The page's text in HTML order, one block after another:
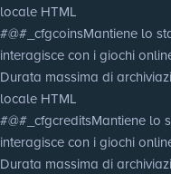
locale HTML
#@#_cfgcoinsMantiene lo
interagisce con i giochi
Durata massima di
locale HTML
#@#_cfgcreditsMantiene lo
interagisce con i giochi
Durata massima di